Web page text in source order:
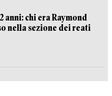
anni: chi era Raymond
nella sezione dei reati